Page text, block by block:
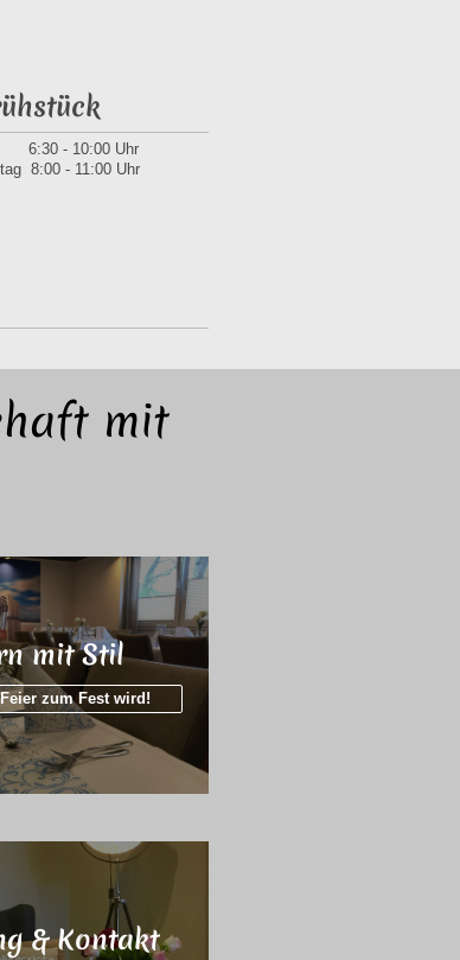
6:30 - 10:00 Uhr
8:00 - 11:00 Uhr
mit
mit Stil
zum Fest wird!
& Kontakt